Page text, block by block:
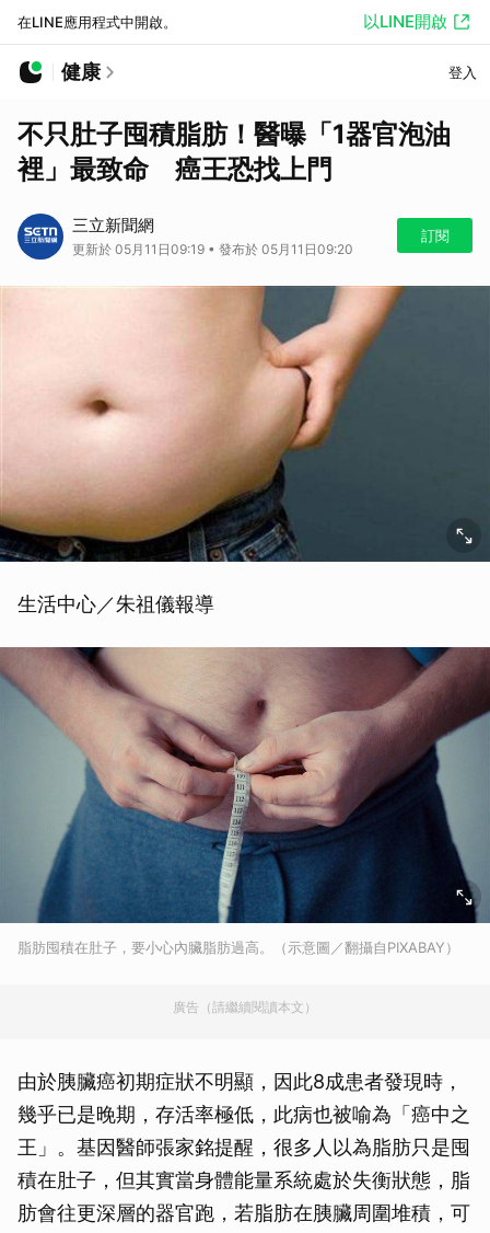
在LINE應用程式中開啟。 以LINE開啟
健康 登入
不只肚子囤積脂肪！醫曝「1器官泡油
裡」最致命 癌王恐找上門
三立新聞網
更新於 05月11日09:19 • 發布於 05月11日09:20
訂閱
生活中心／朱祖儀報導
脂肪囤積在肚子，要小心內臟脂肪過高。（示意圖／翻攝自PIXABAY）
廣告（請繼續閱讀本文）
由於胰臟癌初期症狀不明顯，因此8成患者發現時，
幾乎已是晚期，存活率極低，此病也被喻為「癌中之
王」。基因醫師張家銘提醒，很多人以為脂肪只是囤
積在肚子，但其實當身體能量系統處於失衡狀態，脂
肪會往更深層的器官跑，若脂肪在胰臟周圍堆積，可